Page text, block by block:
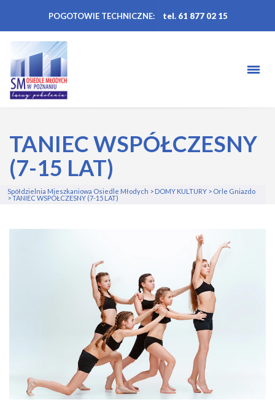
POGOTOWIE TECHNICZNE: tel. 61 877 02 15
TANIEC WSPÓŁCZESNY
(7-15 LAT)
Spółdzielnia Mieszkaniowa Osiedle Młodych > DOMY KULTURY > Orle Gniazdo
>TANIEC WSPÓŁCZESNY (7-15 LAT)